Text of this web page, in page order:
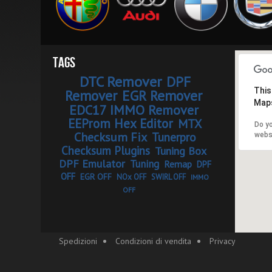
Tags
DTC Remover DPF
Remover EGR Remover
EDC17 IMMO Remover
EEProm Hex Editor MTX
Checksum Fix Tunerpro
Checksum Plugins Tuning Box
DPF Emulator Tuning Remap DPF
OFF EGR OFF NOx OFF SWIRL OFF IMMO
OFF
Do
Spedizioni Condizioni di vendita Privacy